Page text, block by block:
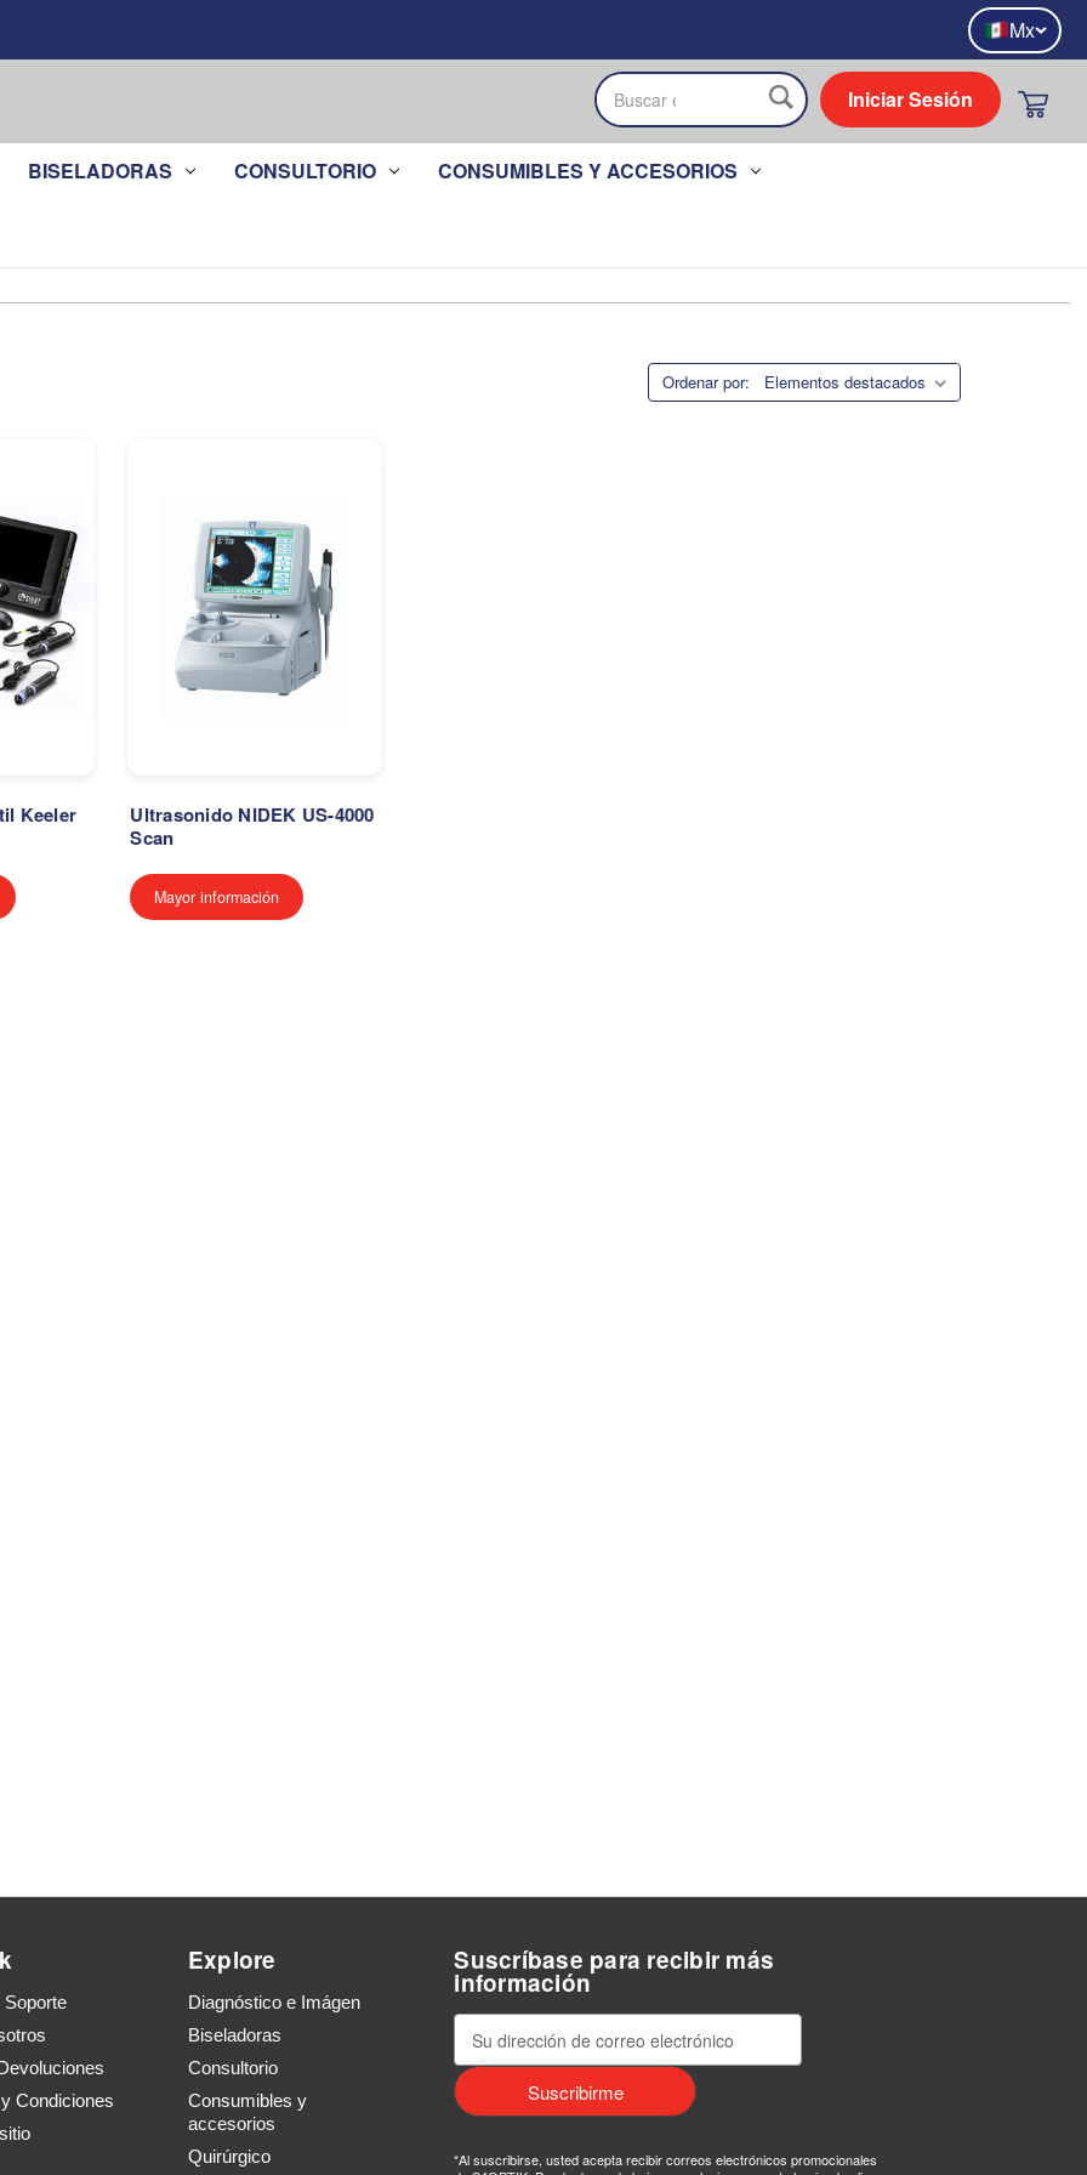
Mx
Iniciar Sesión
BISELADORAS CONSULTORIO CONSUMIBLES Y ACCESORIOS
Ordenar por:
Keeler
Ultrasonido NIDEK US-4000
Scan
Mayor información
Condiciones
Explore
Diagnóstico e Imágen
Biseladoras
Consultorio
Consumibles y
accesorios
Quirúrgico
Suscríbase para recibir más
información
r
e
c
*Al suscribirse, usted acepta recibir correos electrónicos promocionales